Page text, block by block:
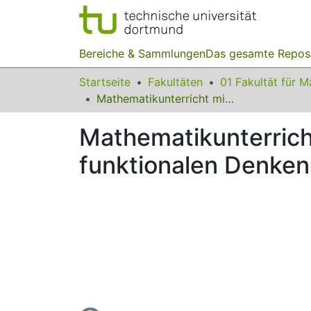
Bereiche & SammlungenDas gesamte
Startseite Fakultäten
Mathematikunterricht mit Technologieeinsatz zur Unterstützung des funktionalen Denkens in der Sekundarstufe 1
funktionalen